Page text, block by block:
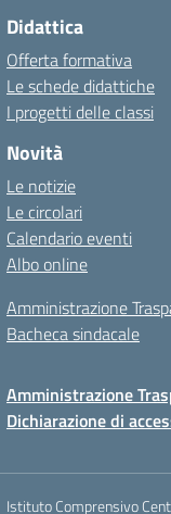
Didattica
Offerta formativa
Le schede didattiche
I progetti delle classi
Novità
Le notizie
Le circolari
Calendario eventi
Albo online
Amministrazione
Bacheca sindacale
Amministrazione
Dichiarazione di
Istituto Comprensivo